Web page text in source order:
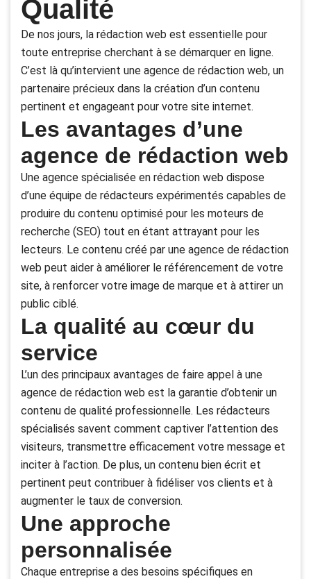
Qualité
De nos jours, la rédaction web est essentielle pour
toute entreprise cherchant à se démarquer en ligne.
C’est là qu’intervient une agence de rédaction web, un
partenaire précieux dans la création d’un contenu
pertinent et engageant pour votre site internet.
Les avantages d’une
agence de rédaction web
Une agence spécialisée en rédaction web dispose
d’une équipe de rédacteurs expérimentés capables de
produire du contenu optimisé pour les moteurs de
recherche (SEO) tout en étant attrayant pour les
lecteurs. Le contenu créé par une agence de rédaction
web peut aider à améliorer le référencement de votre
site, à renforcer votre image de marque et à attirer un
public ciblé.
La qualité au cœur du
service
L’un des principaux avantages de faire appel à une
agence de rédaction web est la garantie d’obtenir un
contenu de qualité professionnelle. Les rédacteurs
spécialisés savent comment captiver l’attention des
visiteurs, transmettre efficacement votre message et
inciter à l’action. De plus, un contenu bien écrit et
pertinent peut contribuer à fidéliser vos clients et à
augmenter le taux de conversion.
Une approche
personnalisée
Chaque entreprise a des besoins spécifiques en